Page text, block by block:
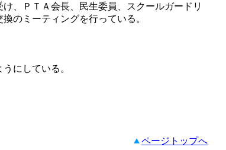
、ＰＴＡ会長、民生委員、スクールガードリ
のミーティングを行っている。
にしている。
ページトップへ